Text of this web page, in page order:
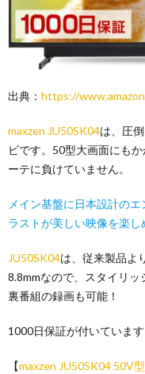
出典： https://
maxzen JU50SK04は、圧
ビです。50型大画面にも
ーテに負けていません。
メイン基盤に日本設計の
ラストが美しい映像を楽し
JU50SK04は、従来製品よ
8.8mmなので、スタイリ
裏番組の録画も可能！
1000日保証が付いています
【maxzen JU50SK04 50V